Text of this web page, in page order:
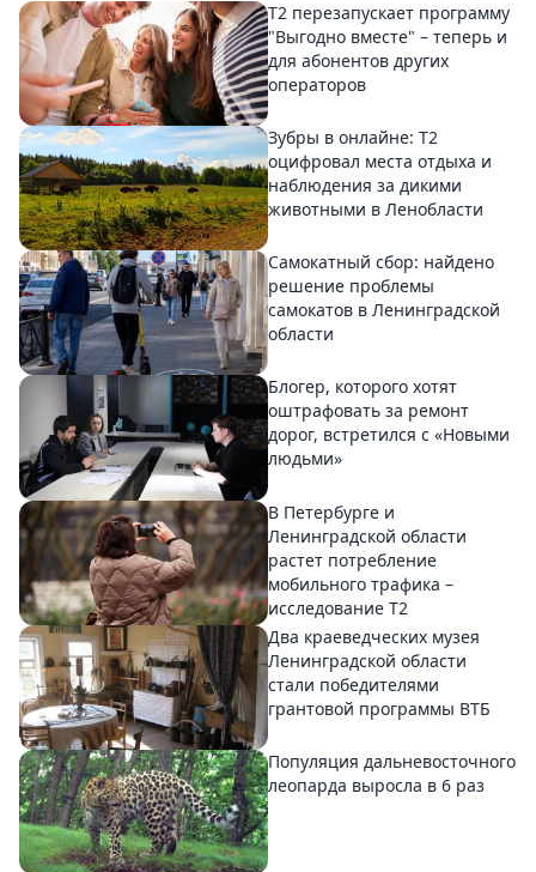
Т2 перезапускает программу
"Выгодно вместе" – теперь и
для абонентов других
операторов
Зубры в онлайне: Т2
оцифровал места отдыха и
наблюдения за дикими
животными в Ленобласти
Самокатный сбор: найдено
решение проблемы
самокатов в Ленинградской
области
Блогер, которого хотят
оштрафовать за ремонт
дорог, встретился с «Новыми
людьми»
В Петербурге и
Ленинградской области
растет потребление
мобильного трафика –
исследование T2
Два краеведческих музея
Ленинградской области
стали победителями
грантовой программы ВТБ
Популяция дальневосточного
леопарда выросла в 6 раз